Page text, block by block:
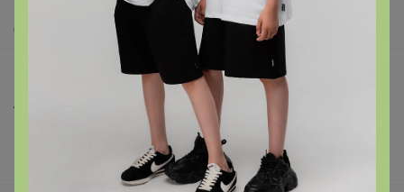
О нас
Все предложения
Анонсы
Поддержка альпак